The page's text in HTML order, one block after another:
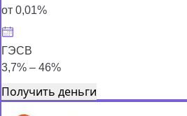
от 0,01%
ГЭСВ
3,7% – 46%
Получить деньги